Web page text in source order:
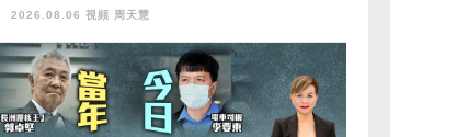
2026.08.06 視頻 周天慧